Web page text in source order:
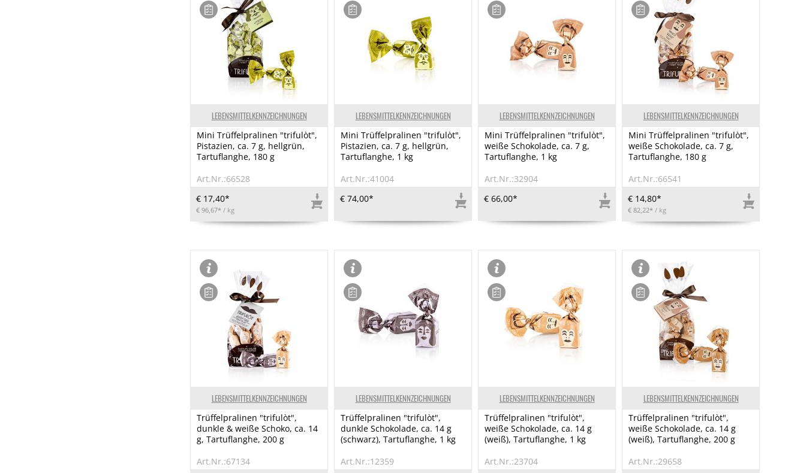
LEBENSMITTELKENNZEICHNUNGEN
Mini Trüffelpralinen "trifulòt",
Pistazien, ca. 7 g, hellgrün,
Tartuflanghe, 180 g
Art.Nr.:66528
€ 17,40*
€ 96,67* / kg
LEBENSMITTELKENNZEICHNUNGEN
Mini Trüffelpralinen "trifulòt",
Pistazien, ca. 7 g, hellgrün,
Tartuflanghe, 1 kg
Art.Nr.:41004
€ 74,00*
LEBENSMITTELKENNZEICHNUNGEN
Mini Trüffelpralinen "trifulòt",
weiße Schokolade, ca. 7 g,
Tartuflanghe, 1 kg
Art.Nr.:32904
€ 66,00*
LEBENSMITTELKENNZEICHNUNGEN
Mini Trüffelpralinen "trifulòt",
weiße Schokolade, ca. 7 g,
Tartuflanghe, 180 g
Art.Nr.:66541
€ 14,80*
€ 82,22* / kg
LEBENSMITTELKENNZEICHNUNGEN
Trüffelpralinen "trifulòt",
dunkle & weiße Schoko, ca. 14
g, Tartuflanghe, 200 g
Art.Nr.:67134
LEBENSMITTELKENNZEICHNUNGEN
Trüffelpralinen "trifulòt",
dunkle Schokolade, ca. 14 g
(schwarz), Tartuflanghe, 1 kg
Art.Nr.:12359
LEBENSMITTELKENNZEICHNUNGEN
Trüffelpralinen "trifulòt",
weiße Schokolade, ca. 14 g
(weiß), Tartuflanghe, 1 kg
Art.Nr.:23704
LEBENSMITTELKENNZEICHNUNGEN
Trüffelpralinen "trifulòt",
weiße Schokolade, ca. 14 g
(weiß), Tartuflanghe, 200 g
Art.Nr.:29658